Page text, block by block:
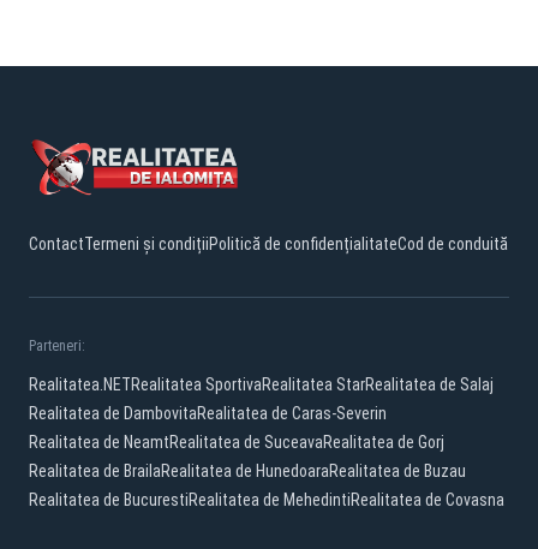
ContactTermeni și condițiiPolitică de confidențialitateCod de conduită
Parteneri:
Realitatea.NETRealitatea SportivaRealitatea StarRealitatea de Salaj
Realitatea de DambovitaRealitatea de Caras-Severin
Realitatea de NeamtRealitatea de SuceavaRealitatea de Gorj
Realitatea de BrailaRealitatea de HunedoaraRealitatea de Buzau
Realitatea de BucurestiRealitatea de MehedintiRealitatea de Covasna